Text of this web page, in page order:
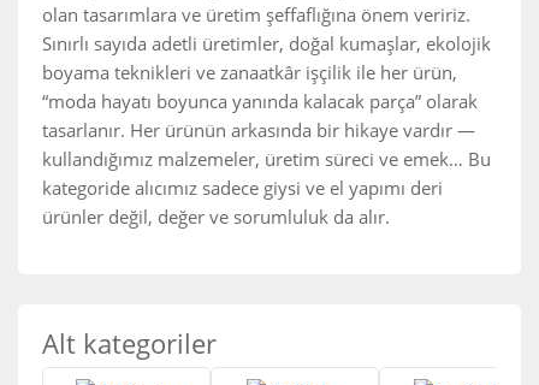
olan tasarımlara ve üretim şeffaflığına önem veririz.
Sınırlı sayıda adetli üretimler, doğal kumaşlar, ekolojik
boyama teknikleri ve zanaatkâr işçilik ile her ürün,
“moda hayatı boyunca yanında kalacak parça” olarak
tasarlanır. Her ürünün arkasında bir hikaye vardır —
kullandığımız malzemeler, üretim süreci ve emek… Bu
kategoride alıcımız sadece giysi ve el yapımı deri
ürünler değil, değer ve sorumluluk da alır.
Alt kategoriler